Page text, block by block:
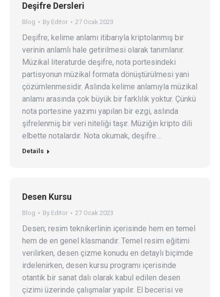
Deşifre Dersleri
Blog By Editor 27 Ocak 2023
Deşifre; kelime anlamı itibarıyla kriptolanmış bir
verinin anlamlı hale getirilmesi olarak tanımlanır.
Müzikal literaturde deşifre, nota portesindeki
partisyonun müzikal formata dönüştürülmesi yani
çözümlenmesidir. Aslında kelime anlamıyla müzikal
anlamı arasında çok büyük bir farklılık yoktur. Çünkü
nota portesine yazımı yapılan bir ezgi, aslında
şifrelenmiş bir veri niteliği taşır. Müziğin kripto dili
elbette notalardır. Nota okumak, deşifre…
Details
Desen Kursu
Blog By Editor 27 Ocak 2023
Desen; resim teknikerlinin içerisinde hem en temel
hem de en genel klasmandır. Temel resim eğitimi
verilirken, desen çizme konudu en detaylı biçimde
irdelenirken, desen kursu programı içerisinde
otantik bir sanat dalı olarak kabul edilen desen
çizimi üzerinde çalışmalar yapılır. El becerisi ve